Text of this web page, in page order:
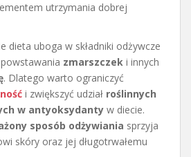
utrzymania dobrej
dieta uboga w składniki odżywcze
zmarszczek i innych
. Dlatego warto ograniczyć
i zwiększyć udział roślinnych
w antyoksydanty w diecie.
sposób odżywiania sprzyja
skóry oraz jej długotrwałemu